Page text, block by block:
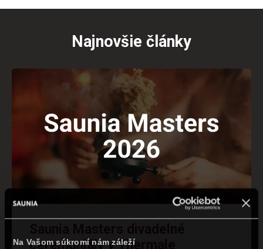
Na Vašom súkromí nám záleží
Najnovšie články
ceremoniály v Thermale